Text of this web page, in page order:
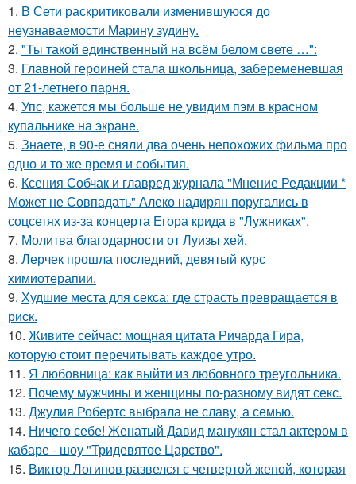
1. В Сети раскритиковали изменившуюся до
неузнаваемости Марину зудину.
2. "Ты такой единственный на всём белом свете …":
3. Главной героиней стала школьница, забеременевшая
от 21-летнего парня.
4. Упс, кажется мы больше не увидим пэм в красном
купальнике на экране.
5. Знаете, в 90-е сняли два очень непохожих фильма про
одно и то же время и события.
6. Ксения Собчак и главред журнала "Мнение Редакции *
Может не Совпадать" Алеко надирян поругались в
соцсетях из-за концерта Егора крида в "Лужниках".
7. Молитва благодарности от Луизы хей.
8. Лерчек прошла последний, девятый курс
химиотерапии.
9. Худшие места для секса: где страсть превращается в
риск.
10. Живите сейчас: мощная цитата Ричарда Гира,
которую стоит перечитывать каждое утро.
11. Я любовница: как выйти из любовного треугольника.
12. Почему мужчины и женщины по-разному видят секс.
13. Джулия Робертс выбрала не славу, а семью.
14. Ничего себе! Женатый Давид манукян стал актером в
кабаре - шоу "Тридевятое Царство".
15. Виктор Логинов развелся с четвертой женой, которая